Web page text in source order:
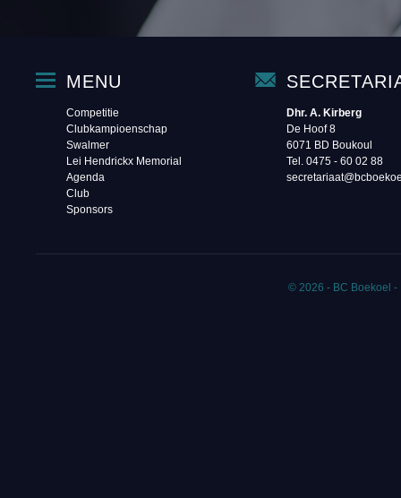
MENU
Competitie
Clubkampioenschap
Swalmer
Lei Hendrickx Memorial
Agenda
Club
Sponsors
Dhr. A. Kirberg
De Hoof 8
6071 BD Boukoul
Tel. 0475 - 60 02 88‬
© 2026 - BC Boekoel